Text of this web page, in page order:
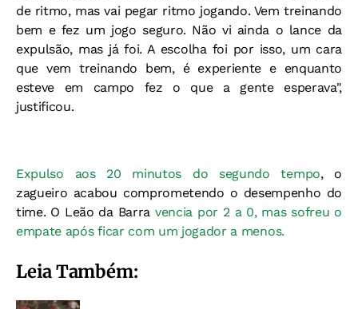
de ritmo, mas vai pegar ritmo jogando. Vem treinando
bem e fez um jogo seguro. Não vi ainda o lance da
expulsão, mas já foi. A escolha foi por isso, um cara
que vem treinando bem, é experiente e enquanto
esteve em campo fez o que a gente esperava",
justificou.
Expulso aos 20 minutos do segundo tempo, o
zagueiro acabou comprometendo o desempenho do
time. O Leão da Barravencia por 2 a 0, mas sofreu o
empate após ficar com um jogador a menos.
Leia Também: